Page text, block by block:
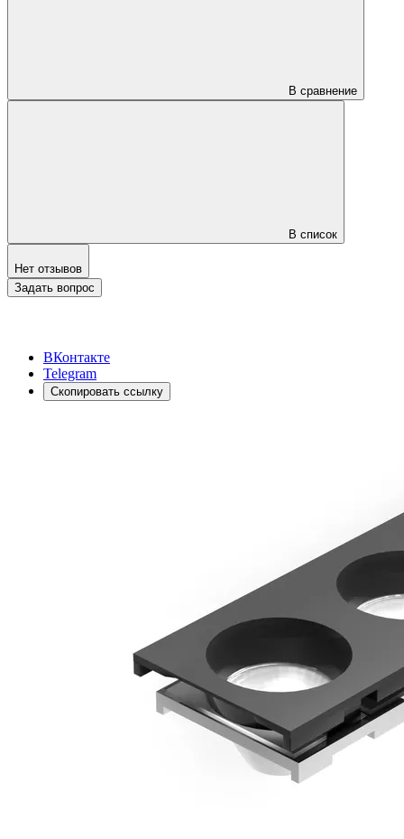
В сравнение
В список
Нет отзывов
Задать вопрос
ВКонтакте
Telegram
Скопировать ссылку